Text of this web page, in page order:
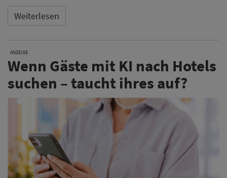
Weiterlesen
ANZEIGE
Wenn Gäste mit KI nach Hotels
suchen – taucht ihres auf?